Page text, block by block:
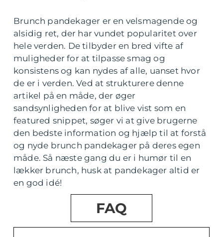
Brunch pandekager er en velsmagende og
alsidig ret, der har vundet popularitet over
hele verden. De tilbyder en bred vifte af
muligheder for at tilpasse smag og
konsistens og kan nydes af alle, uanset hvor
de er i verden. Ved at strukturere denne
artikel på en måde, der øger
sandsynligheden for at blive vist som en
featured snippet, søger vi at give brugerne
den bedste information og hjælp til at forstå
og nyde brunch pandekager på deres egen
måde. Så næste gang du er i humør til en
lækker brunch, husk at pandekager altid er
en god idé!
FAQ